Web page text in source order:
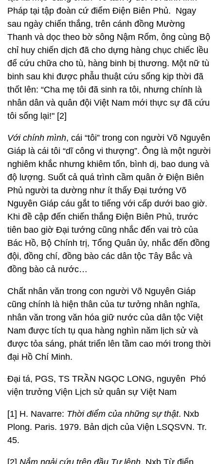
Pháp tại tập đoàn cứ điểm Điện Biên Phủ. Ngay
sau ngày chiến thắng, trên cánh đồng Mường
Thanh và dọc theo bờ sông Nậm Rốm, ông cùng Bộ
chỉ huy chiến dịch đã cho dựng hàng chục chiếc lều
để cứu chữa cho tù, hàng binh bị thương. Một nữ tù
binh sau khi được phẫu thuật cứu sống kịp thời đã
thốt lên: “Cha mẹ tôi đã sinh ra tôi, nhưng chính là
nhân dân và quân đội Việt Nam mới thực sự đã cứu
tôi sống lại!" [2]
Với chính mình, cái “tôi” trong con người Võ Nguyên
Giáp là cái tôi “dĩ công vi thượng”. Ông là một người
nghiêm khắc nhưng khiêm tốn, bình dị, bao dung và
độ lượng. Suốt cả quá trình cầm quân ở Điện Biên
Phủ người ta dường như ít thấy Đại tướng Võ
Nguyên Giáp cáu gắt to tiếng với cấp dưới bao giờ.
Khi đề cập đến chiến thắng Điện Biên Phủ, trước
tiên bao giờ Đại tướng cũng nhắc đến vai trò của
Bác Hồ, Bộ Chính trị, Tổng Quân ủy, nhắc đến đồng
đội, đồng chí, đồng bào các dân tộc Tây Bắc và
đồng bào cả nước…
Chất nhân văn trong con người Võ Nguyên Giáp
cũng chính là hiện thân của tư tưởng nhân nghĩa,
nhân văn trong văn hóa giữ nước của dân tộc Việt
Nam được tích tụ qua hàng nghìn năm lịch sử và
được tỏa sáng, phát triển lên tầm cao mới trong thời
đại Hồ Chí Minh.
Đại tá, PGS, TS TRẦN NGỌC LONG, nguyên Phó
viện trưởng Viện Lịch sử quân sự Việt Nam
[1] H. Navarre: Thời điểm của những sự thật. Nxb
Plong. Paris. 1979. Bản dịch của Viện LSQSVN. Tr.
45.
[2] Nắm ngải cứu trên đầu Tư lệnh. Nxb Từ điển